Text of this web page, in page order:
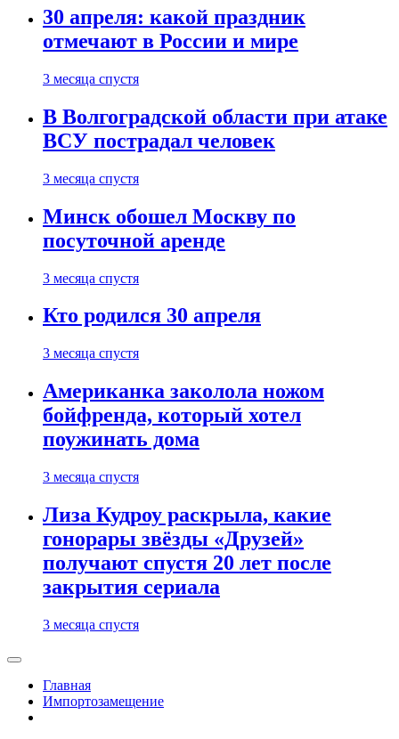
30 апреля: какой праздник
отмечают в России и мире
3 месяца спустя
В Волгоградской области при атаке
ВСУ пострадал человек
3 месяца спустя
Минск обошел Москву по
посуточной аренде
3 месяца спустя
Кто родился 30 апреля
3 месяца спустя
Американка заколола ножом
бойфренда, который хотел
поужинать дома
3 месяца спустя
Лиза Кудроу раскрыла, какие
гонорары звёзды «Друзей»
получают спустя 20 лет после
закрытия сериала
3 месяца спустя
Главная
Импортозамещение